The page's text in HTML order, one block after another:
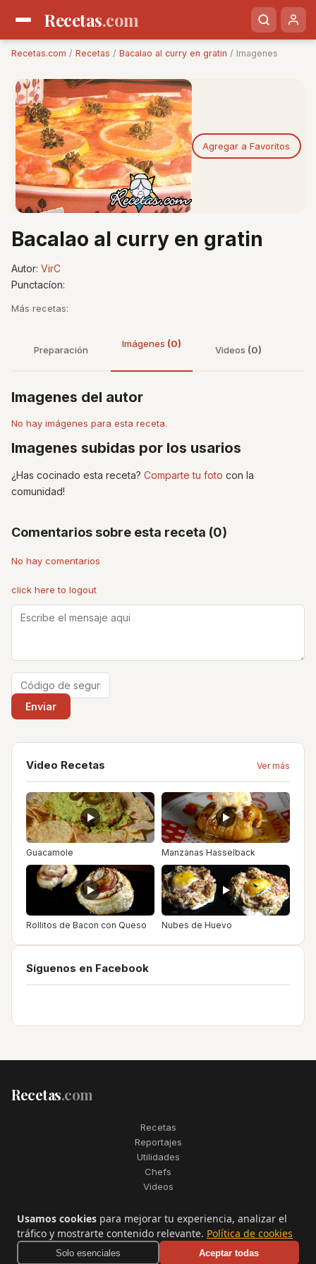
Recetas.com
Recetas.com / Recetas / Bacalao al curry en gratin / Imagenes
Agregar a Favoritos
Bacalao al curry en gratin
Autor: VirC
Punctacíon:
Más recetas:
Preparación
Imágenes (0)
Videos (0)
Imagenes del autor
No hay imágenes para esta receta.
Imagenes subidas por los usarios
¿Has cocinado esta receta? Comparte tu foto con la
comunidad!
Comentarios sobre esta receta (0)
No hay comentarios
click here to logout
Video Recetas Ver más
Guacamole Manzanas Hasselback
Rollitos de Bacon con Queso Nubes de Huevo
Síguenos en Facebook
Recetas.com
Recetas
Reportajes
Utilidades
Chefs
Videos
2006–2026. Todos los derechos reservados. Recetas.com es una
marca registrada de Telfo Networks S.L.
Aviso legal·Condiciones de uso·Contactar
Usamos cookies para mejorar tu experiencia, analizar el
tráfico y mostrarte contenido relevante. Política de cookies
Solo esenciales Aceptar todas